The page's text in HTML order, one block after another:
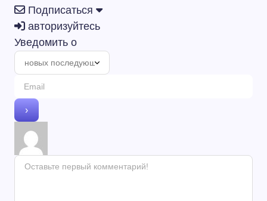
Подписаться
авторизуйтесь
Уведомить о